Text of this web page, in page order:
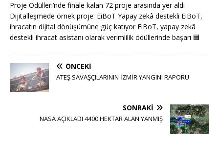
Proje Ödülleri’nde finale kalan 72 proje arasında yer aldı
Dijitalleşmede örnek proje: EiBoT Yapay zekâ destekli EiBoT,
ihracatın dijital dönüşümüne güç katıyor EiBoT, yapay zekâ
destekli ihracat asistanı olarak verimlilik ödüllerinde başarı 🟦
ÖNCEKI
ATEŞ SAVAŞÇILARININ İZMİR YANGINI RAPORU
SONRAKI
NASA AÇIKLADI 4400 HEKTAR ALAN YANMIŞ